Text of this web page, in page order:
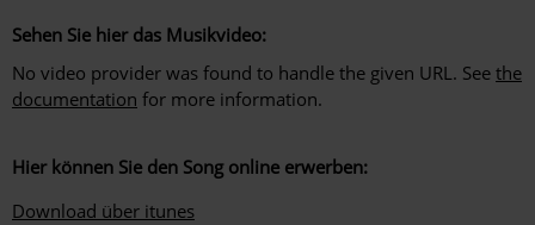
Sehen Sie hier das Musikvideo:
No video provider was found to handle the given URL. See the
documentation for more information.
Hier können Sie den Song online erwerben:
Download über itunes